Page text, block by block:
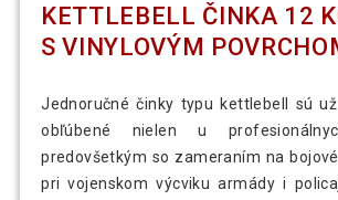
KETTLEBELL ČINKA 12
S VINYLOVÝM
Jednoručné činky typu kettlebell sú
obľúbené nielen u
predovšetkým so zameraním na
pri vojenskom výcviku armády i